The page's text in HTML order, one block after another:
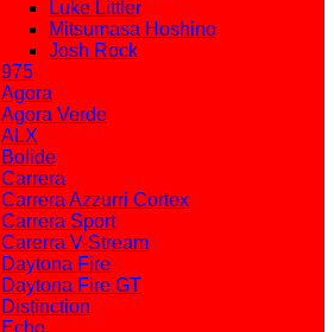
Luke Littler
Mitsumasa Hoshino
Josh Rock
975
Agora
Agora Verde
ALX
Bolide
Carrera
Carrera Azzurri Cortex
Carrera Sport
Carerra V-Stream
Daytona Fire
Daytona Fire GT
Distinction
Echo